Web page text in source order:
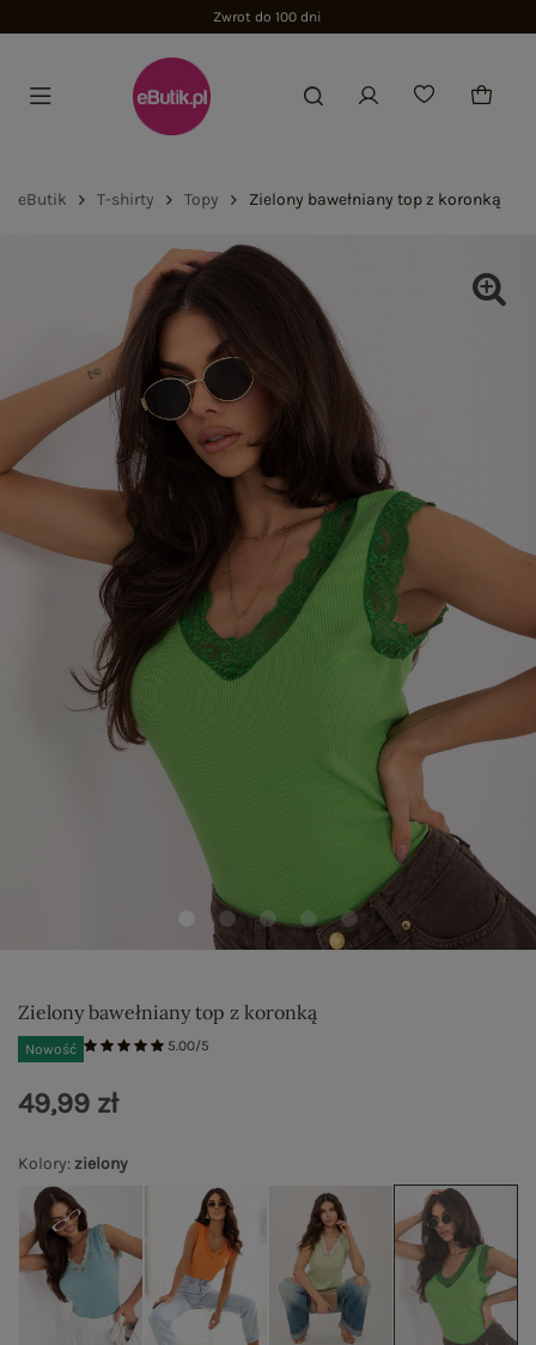
Zwrot do 100 dni
eButik T-shirty Topy Zielony bawełniany top z koronką
Zielony bawełniany top z koronką
Nowość 5.00/5
Kolory:zielony
49,99 zł